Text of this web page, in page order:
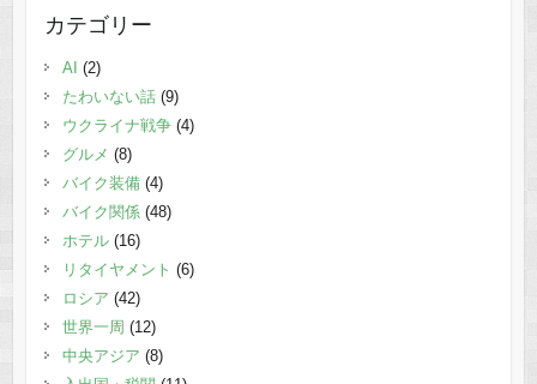
カテゴリー
AI (2)
たわいない話(9)
ウクライナ戦争(4)
グルメ (8)
バイク装備(4)
バイク関係(48)
ホテル(16)
リタイヤメント (6)
ロシア (42)
世界一周 (12)
中央アジア (8)